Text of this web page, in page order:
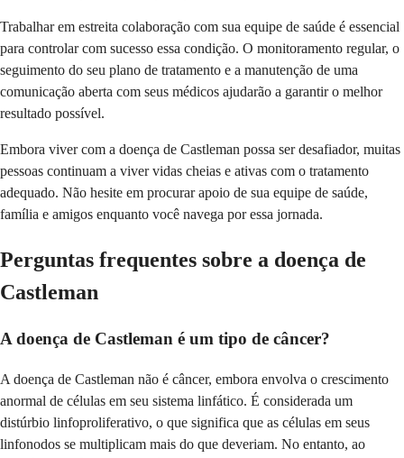
Trabalhar em estreita colaboração com sua equipe de saúde é essencial
para controlar com sucesso essa condição. O monitoramento regular, o
seguimento do seu plano de tratamento e a manutenção de uma
comunicação aberta com seus médicos ajudarão a garantir o melhor
resultado possível.
Embora viver com a doença de Castleman possa ser desafiador, muitas
pessoas continuam a viver vidas cheias e ativas com o tratamento
adequado. Não hesite em procurar apoio de sua equipe de saúde,
família e amigos enquanto você navega por essa jornada.
Perguntas frequentes sobre a doença de
Castleman
A doença de Castleman é um tipo de câncer?
A doença de Castleman não é câncer, embora envolva o crescimento
anormal de células em seu sistema linfático. É considerada um
distúrbio linfoproliferativo, o que significa que as células em seus
linfonodos se multiplicam mais do que deveriam. No entanto, ao